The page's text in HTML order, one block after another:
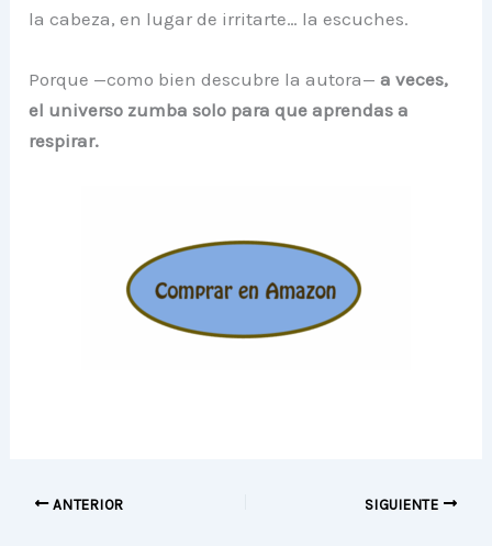
la cabeza, en lugar de irritarte… la escuches.
Porque —como bien descubre la autora—a veces,
el universo zumba solo para que aprendas a
respirar.
ANTERIOR SIGUIENTE